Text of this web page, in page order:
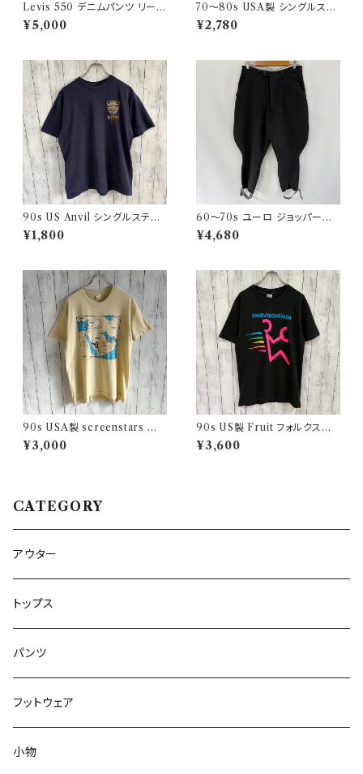
Levis 550 デニムパンツ リーバ
イス ワイドデニム 3
¥5,000
70〜80s USA製 シングルステ
ッチT ヴィンテージTシャツ
¥2,780
90s US Anvil シングルステッ
チTシャツ ニューヨーク警察 ヴ
ィンテージ
¥1,800
60〜70s ユーロ ジョッパーズ
パンツ ウールパンツ ヴィンテー
ジ 5
¥4,680
90s USA製 screenstars 湾
岸戦争 シングルステッチTシャ
ツ ヴィンテージTシャツ
¥3,000
90s US製 Fruit フォルクスワ
ーゲン シングルステッチTシャツ
ヴィンテージTシャツ アド 企業
¥3,600
CATEGORY
アウター
トップス
パンツ
フットウェア
小物